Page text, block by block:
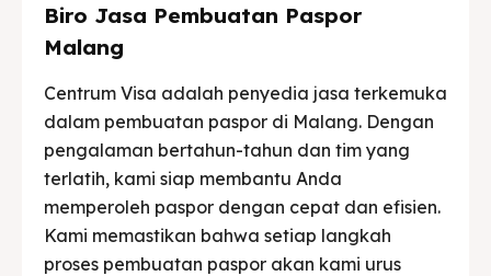
Biro Jasa Pembuatan Paspor
Malang
Centrum Visa adalah penyedia jasa terkemuka
dalam pembuatan paspor di Malang. Dengan
pengalaman bertahun-tahun dan tim yang
terlatih, kami siap membantu Anda
memperoleh paspor dengan cepat dan efisien.
Kami memastikan bahwa setiap langkah
proses pembuatan paspor akan kami urus